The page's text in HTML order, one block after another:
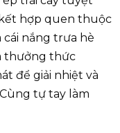
hợp quen thuộc
cái nắng trưa hè
thưởng thức
để giải nhiệt và
tự tay làm